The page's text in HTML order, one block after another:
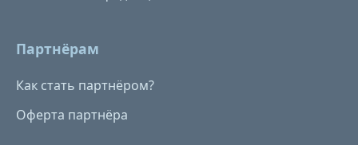
Партнёрам
Как стать партнёром?
Оферта партнёра